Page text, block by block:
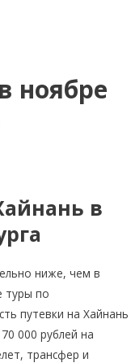
ноябре
в
ниже, чем в
туры по
путевки на Хайнань
000 рублей на
трансфер и